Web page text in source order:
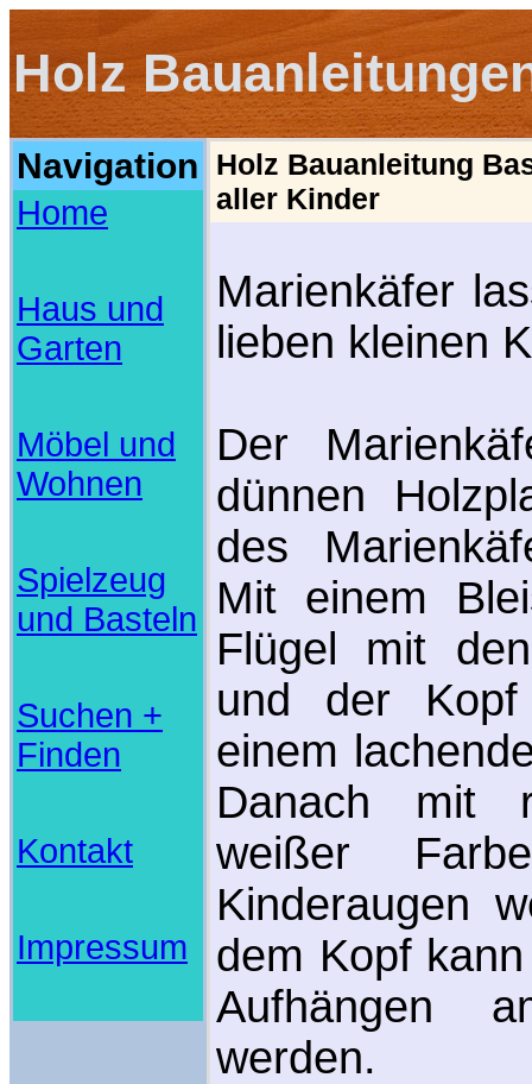
Holz
Navigation
Home
Haus und
Garten
Möbel und
Wohnen
Spielzeug
und Basteln
Suchen +
Finden
Kontakt
Impressum
Holz Bauanleitung
aller Kinder
Marienkäfer
lieben kleinen
Der
dünnen
des
Mit einem
Flügel mit
und der
einem
Danach mit
weißer
Kinderaugen
dem Kopf
Aufhängen
werden.